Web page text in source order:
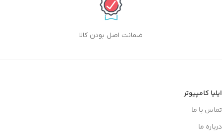
ضمانت اصل بودن کالا
ایلیا کامپیوتر
تماس با ما
درباره ما